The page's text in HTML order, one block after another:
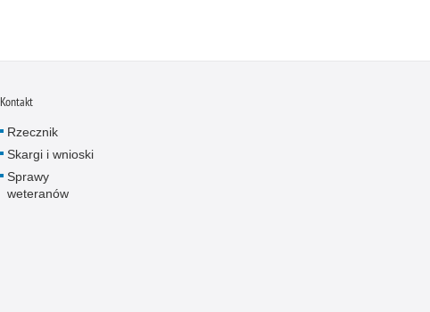
Nietrzeźwi kierujący
Nietrzeźwi opiekunowie
Kontakt
Rzecznik
Skargi i wnioski
Sprawy
weteranów